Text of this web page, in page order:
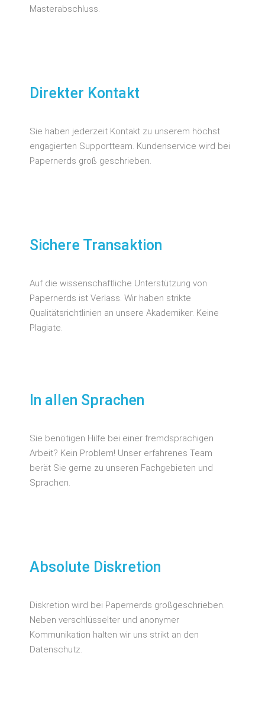
Masterabschluss.
Direkter Kontakt
Sie haben jederzeit Kontakt zu unserem höchst
engagierten Supportteam. Kundenservice wird bei
Papernerds groß geschrieben.
Sichere Transaktion
Auf die wissenschaftliche Unterstützung von
Papernerds ist Verlass. Wir haben strikte
Qualitätsrichtlinien an unsere Akademiker. Keine
Plagiate.
In allen Sprachen
Sie benötigen Hilfe bei einer fremdsprachigen
Arbeit? Kein Problem! Unser erfahrenes Team
berät Sie gerne zu unseren Fachgebieten und
Sprachen.
Absolute Diskretion
Diskretion wird bei Papernerds großgeschrieben.
Neben verschlüsselter und anonymer
Kommunikation halten wir uns strikt an den
Datenschutz.